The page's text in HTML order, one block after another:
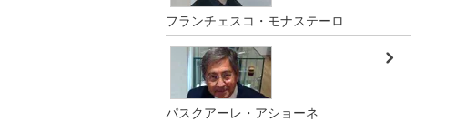
フランチェスコ・モナステーロ
パスクアーレ・アショーネ